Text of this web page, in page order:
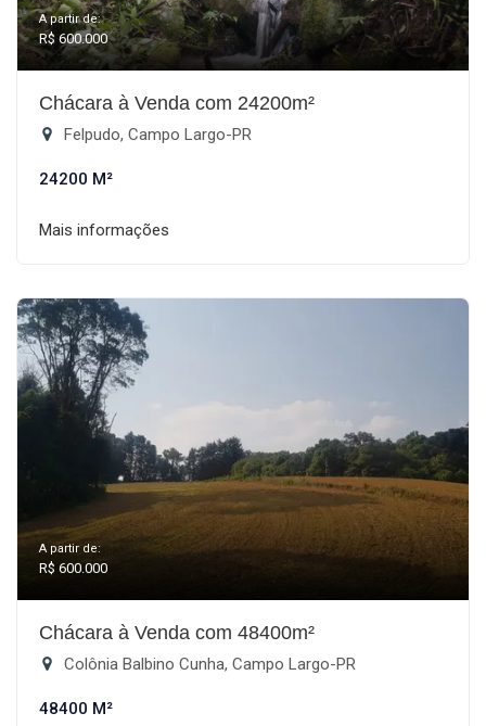
A partir de:
R$ 600.000
Chácara à Venda com 24200m²
Felpudo, Campo Largo-PR
24200 M²
Mais informações
A partir de:
R$ 600.000
Chácara à Venda com 48400m²
Colônia Balbino Cunha, Campo Largo-PR
48400 M²